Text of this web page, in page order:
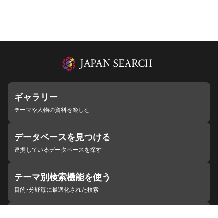
ギャラリー
テーマや人物の資料を楽しむ
データベースを見つける
連携しているデータベースを探す
テーマ別検索機能を使う
目的・分野毎に最適化された検索